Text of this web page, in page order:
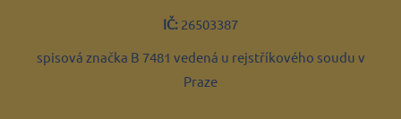
IČ: 26503387
spisová značka B 7481 vedená u rejstříkového soudu v
Praze